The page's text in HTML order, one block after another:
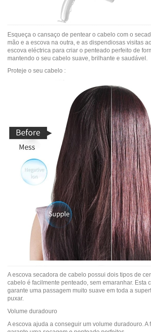
Esqueça o cansaço de pentear o cabelo com o
mão e a escova na outra, e as dispendiosas visitas
escova eléctrica para criar o penteado perfeito de
mantendo o seu cabelo suave, brilhante e saudável.
Proteje o seu cabelo :
A escova secadora de cabelo possui dois tipos de
cabelo é facilmente penteado, sem emaranhar. Esta
garante uma passagem muito suave em toda a
puxar.
Volume duradouro
A escova ajuda a conseguir um volume duradouro. A